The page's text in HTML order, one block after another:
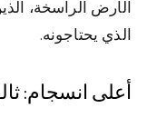
الأرض الراسخة،
الذي يحتاجونه.
أعلى انسجام: